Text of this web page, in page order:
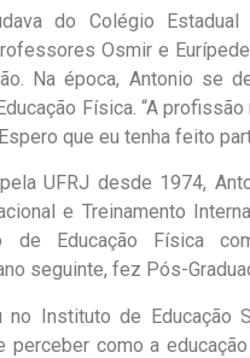
do Colégio
Osmir e
Na época, Antonio se
Física. “A
que eu tenha feito
UFRJ desde 1974,
e Treinamento
de Educação Física
seguinte, fez Pós-
no Instituto de Educação
perceber como a